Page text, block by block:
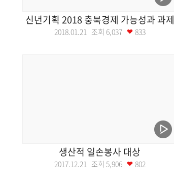
신년기획 2018 충북경제 가능성과 과제
2018.01.21 조회 6,037 833
생산적 일손봉사 대상
2017.12.21 조회 5,906 802